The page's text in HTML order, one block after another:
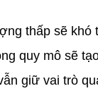
thấp sẽ khó
quy mô sẽ
giữ vai trò